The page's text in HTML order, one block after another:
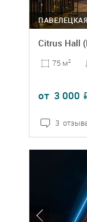
ПАВЕЛЕЦКАЯ
Citrus Hall
75 м2
от 3 000
3